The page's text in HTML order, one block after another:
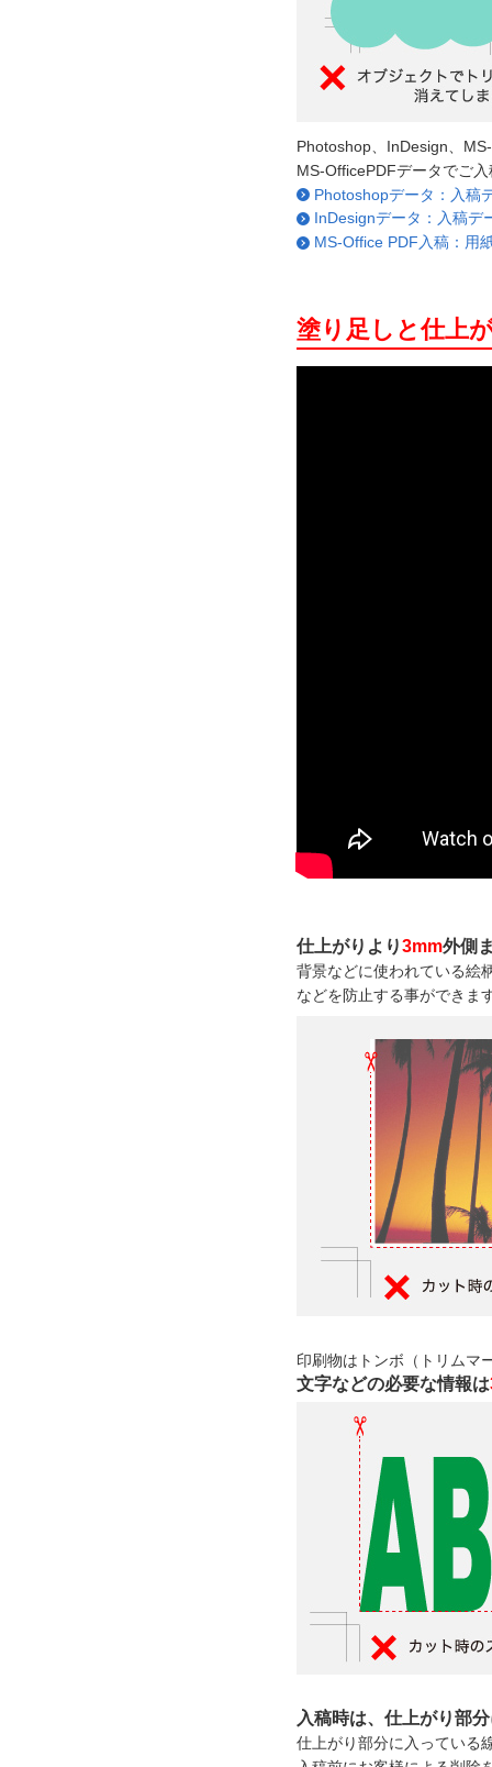
Photoshop、InDesign、
MS-OfficePDFデータでご
Photoshopデータ：入稿
InDesignデータ：入稿デ
MS-Office PDF入稿：用
塗り足しと仕上
仕上がりより3mm外側
背景などに使われている絵
などを防止する事ができま
印刷物はトンボ（トリムマ
文字などの必要な情報は
入稿時は、仕上がり部
仕上がり部分に入っている